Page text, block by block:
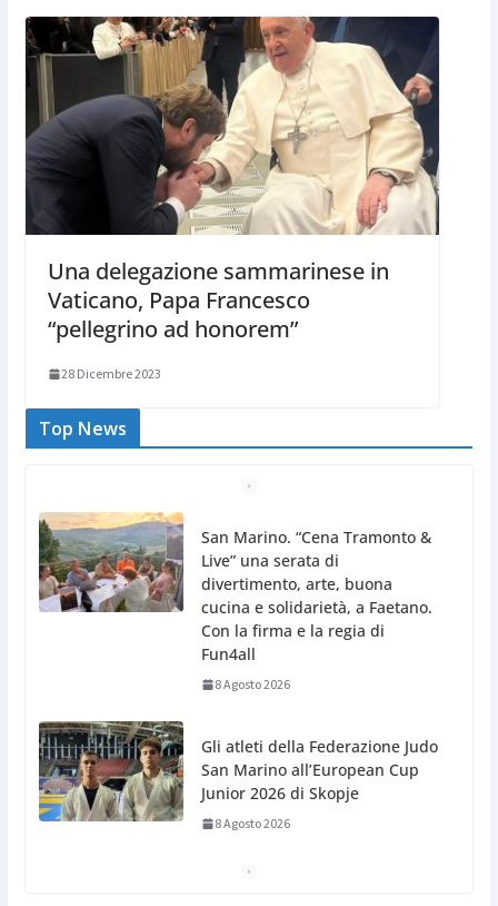
Una delegazione sammarinese in
Vaticano, Papa Francesco
“pellegrino ad honorem”
28 Dicembre 2023
Top News
Gli atleti della Federazione Judo
San Marino all’European Cup
Junior 2026 di Skopje
8 Agosto 2026
L’arte perde uno dei suoi
Sgattoni
8 Agosto 2026